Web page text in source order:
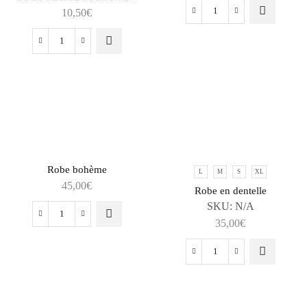
10,50€
Robe bohème
45,00€
L M S XL
Robe en dentelle
SKU: N/A
35,00€